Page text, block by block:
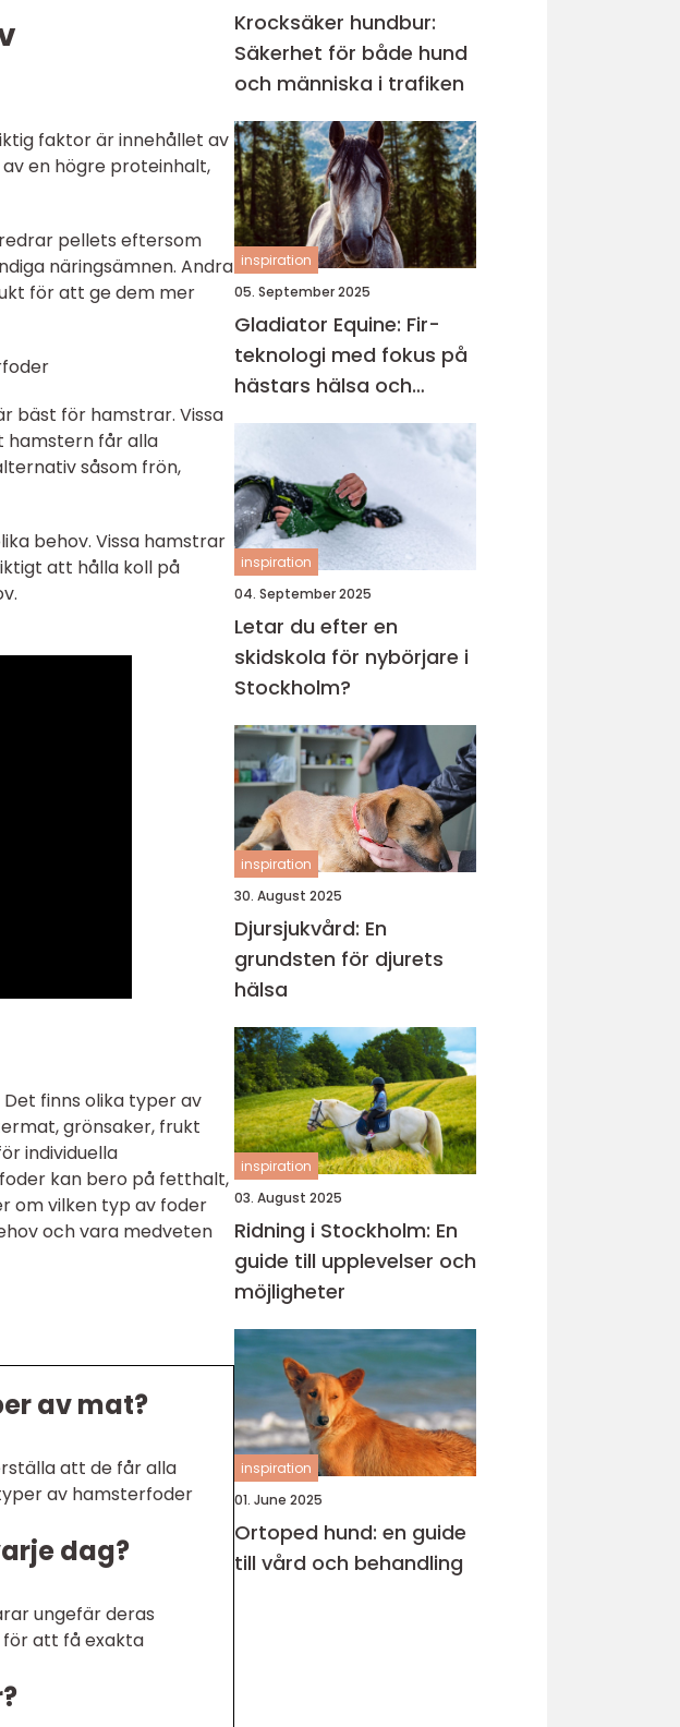
faktor är innehållet av
en högre proteinhalt,
pellets eftersom
näringsämnen. Andra
för att ge dem mer
bäst för hamstrar. Vissa
hamstern får alla
såsom frön,
behov. Vissa hamstrar
att hålla koll på
finns olika typer av
grönsaker, frukt
individuella
kan bero på fetthalt,
om vilken typ av foder
och vara medveten
av mat?
att de får alla
av hamsterfoder
dag?
ungefär deras
för att få exakta
Krocksäker hundbur:
Säkerhet för både hund
och människa i trafiken
inspiration
05. September 2025
Gladiator Equine: Fir-
teknologi med fokus på
hästars hälsa och
välbefinnande
inspiration
04. September 2025
Letar du efter en
skidskola för nybörjare i
Stockholm?
inspiration
30. August 2025
Djursjukvård: En
grundsten för djurets
hälsa
inspiration
03. August 2025
Ridning i Stockholm: En
guide till upplevelser och
möjligheter
inspiration
01. June 2025
Ortoped hund: en guide
till vård och behandling